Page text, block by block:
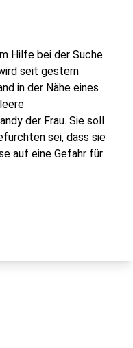
Hilfe bei der Suche
seit gestern
in der Nähe eines
der Frau. Sie soll
sei, dass sie
auf eine Gefahr für